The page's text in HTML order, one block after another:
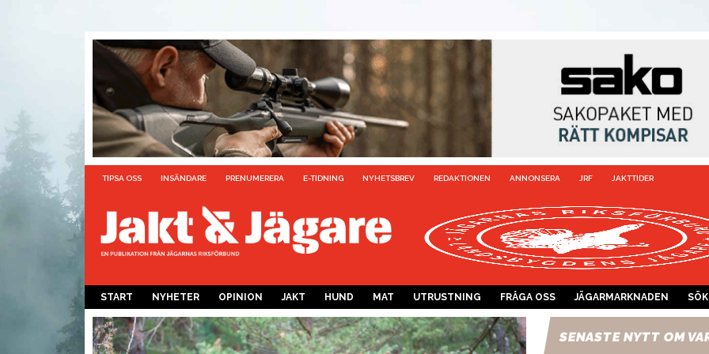
TIPSA OSS INSÄNDARE PRENUMERERA E-TIDNING NYHETSBREV REDAKTIONEN ANNONSERA JRF JAKTTIDER
START NYHETER OPINION JAKT HUND MAT UTRUSTNING FRÅGA OSS JÄGARMARKNADEN SÖK
SENASTE NYTT OM